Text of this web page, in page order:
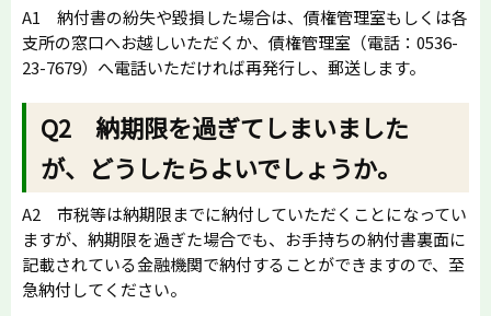
A1 納付書の紛失や毀損した場合は、債権管理室もしくは各
支所の窓口へお越しいただくか、債権管理室（電話：0536-
23-7679）へ電話いただければ再発行し、郵送します。
Q2 納期限を過ぎてしまいました
が、どうしたらよいでしょうか。
A2 市税等は納期限までに納付していただくことになってい
ますが、納期限を過ぎた場合でも、お手持ちの納付書裏面に
記載されている金融機関で納付することができますので、至
急納付してください。